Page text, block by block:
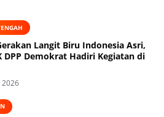
Langit Biru Indonesia Asri,
DPP Demokrat Hadiri Kegiatan di
2026